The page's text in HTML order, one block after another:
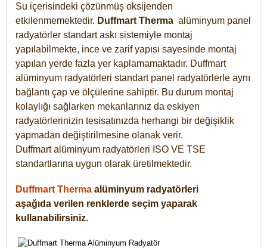
Su içerisindeki çözünmüş oksijenden
etkilenmemektedir. Duffmart Therma alüminyum panel
radyatörler standart askı sistemiyle montaj
yapılabilmekte, ince ve zarif yapısı sayesinde montaj
yapılan yerde fazla yer kaplamamaktadır. Duffmart
alüminyum radyatörleri standart panel radyatörlerle aynı
bağlantı çap ve ölçülerine sahiptir. Bu durum montaj
kolaylığı sağlarken mekanlarınız da eskiyen
radyatörlerinizin tesisatınızda herhangi bir değişiklik
yapmadan değiştirilmesine olanak verir.
Duffmart alüminyum radyatörleri ISO VE TSE
standartlarına uygun olarak üretilmektedir.
Duffmart Therma alüminyum radyatörleri
aşağıda verilen renklerde seçim yaparak
kullanabilirsiniz.